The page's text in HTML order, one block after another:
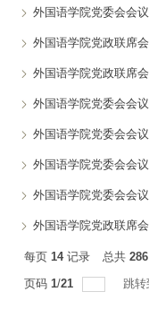
外国语学院党委会会
外国语学院党政联席
外国语学院党政联席
外国语学院党委会会
外国语学院党委会会
外国语学院党委会会
外国语学院党委会会
外国语学院党政联席
每页 14记录 总共 286
页码 1/21 跳转